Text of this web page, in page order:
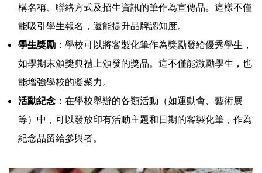
構名稱、聯絡方式及招生資訊的筆作為宣傳品。這樣不僅
能吸引學生報名，還能提升品牌認知度。
學生獎勵 ：學校可以將客製化筆作為獎勵發給優秀學生，
如學期末頒獎典禮上頒發的獎品。這不僅能激勵學生，也
能增強學校的凝聚力。
活動紀念 ：在學校舉辦的各類活動（如運動會、藝術展
等）中，可以發放印有活動主題和日期的客製化筆，作為
紀念品留給參與者。